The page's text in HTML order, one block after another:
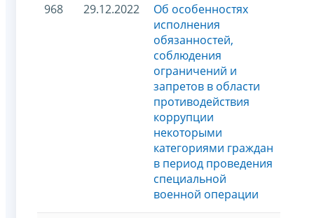
968 29.12.2022
Об особенностях
исполнения
обязанностей,
соблюдения
ограничений и
запретов в области
противодействия
коррупции
некоторыми
категориями граждан
в период проведения
специальной
военной операции